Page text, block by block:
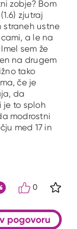
zobje? Bom
zjutraj
straneh ustne
a le na
sem že
na drugem
tako
če je
da
je to sploh
modrostni
med 17 in
0
pogovoru